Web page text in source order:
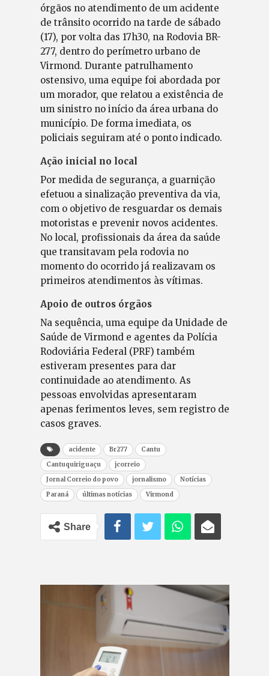
órgãos no atendimento de um acidente
de trânsito ocorrido na tarde de sábado
(17), por volta das 17h30, na Rodovia BR-
277, dentro do perímetro urbano de
Virmond. Durante patrulhamento
ostensivo, uma equipe foi abordada por
um morador, que relatou a existência de
um sinistro no início da área urbana do
município. De forma imediata, os
policiais seguiram até o ponto indicado.
Ação inicial no local
Por medida de segurança, a guarnição
efetuou a sinalização preventiva da via,
com o objetivo de resguardar os demais
motoristas e prevenir novos acidentes.
No local, profissionais da área da saúde
que transitavam pela rodovia no
momento do ocorrido já realizavam os
primeiros atendimentos às vítimas.
Apoio de outros órgãos
Na sequência, uma equipe da Unidade de
Saúde de Virmond e agentes da Polícia
Rodoviária Federal (PRF) também
estiveram presentes para dar
continuidade ao atendimento. As
pessoas envolvidas apresentaram
apenas ferimentos leves, sem registro de
casos graves.
acidente Br277
Cantu
Cantuquiriguaçu
jcorreio
Jornal Correio do povo
jornalismo
Notícias
Paraná
últimas notícias Virmond
Share